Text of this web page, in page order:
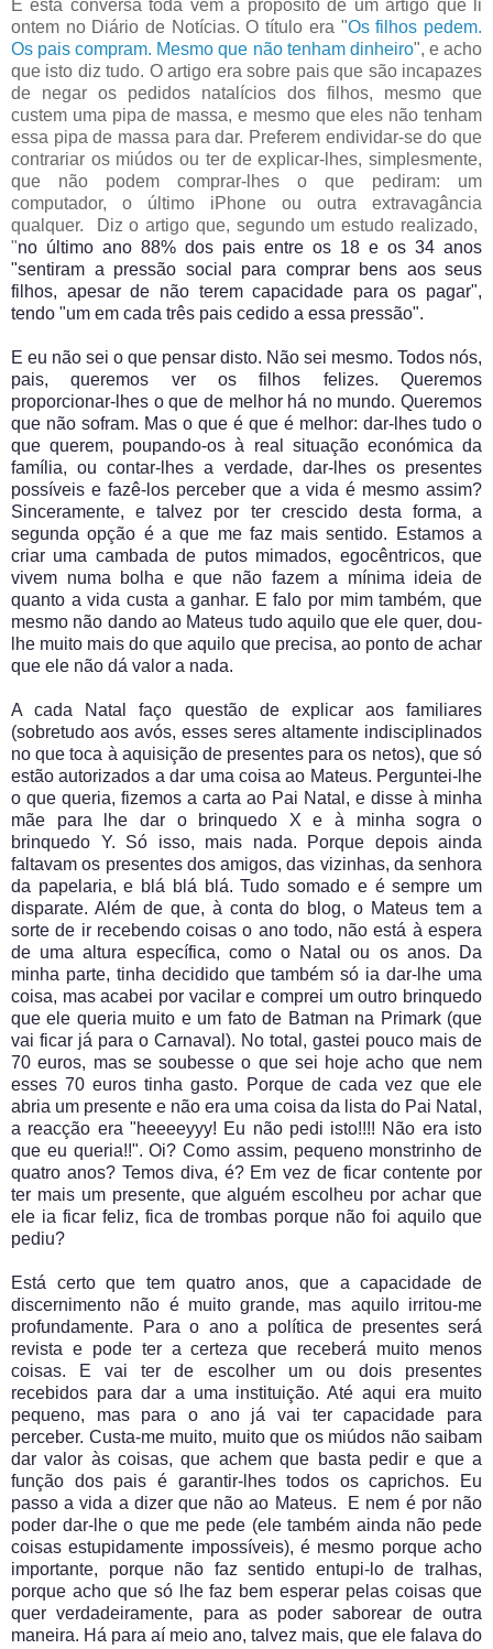
E esta conversa toda vem a propósito de um artigo que li
ontem no Diário de Notícias. O título era "Os filhos pedem.
Os pais compram. Mesmo que não tenham dinheiro", e acho
que isto diz tudo. O artigo era sobre pais que são incapazes
de negar os pedidos natalícios dos filhos, mesmo que
custem uma pipa de massa, e mesmo que eles não tenham
essa pipa de massa para dar. Preferem endividar-se do que
contrariar os miúdos ou ter de explicar-lhes, simplesmente,
que não podem comprar-lhes o que pediram: um
computador, o último iPhone ou outra extravagância
qualquer. Diz o artigo que, segundo um estudo realizado,
"no último ano 88% dos pais entre os 18 e os 34 anos
"sentiram a pressão social para comprar bens aos seus
filhos, apesar de não terem capacidade para os pagar",
tendo "um em cada três pais cedido a essa pressão".
E eu não sei o que pensar disto. Não sei mesmo. Todos nós,
pais, queremos ver os filhos felizes. Queremos
proporcionar-lhes o que de melhor há no mundo. Queremos
que não sofram. Mas o que é que é melhor: dar-lhes tudo o
que querem, poupando-os à real situação económica da
família, ou contar-lhes a verdade, dar-lhes os presentes
possíveis e fazê-los perceber que a vida é mesmo assim?
Sinceramente, e talvez por ter crescido desta forma, a
segunda opção é a que me faz mais sentido. Estamos a
criar uma cambada de putos mimados, egocêntricos, que
vivem numa bolha e que não fazem a mínima ideia de
quanto a vida custa a ganhar. E falo por mim também, que
mesmo não dando ao Mateus tudo aquilo que ele quer, dou-
lhe muito mais do que aquilo que precisa, ao ponto de achar
que ele não dá valor a nada.
A cada Natal faço questão de explicar aos familiares
(sobretudo aos avós, esses seres altamente indisciplinados
no que toca à aquisição de presentes para os netos), que só
estão autorizados a dar uma coisa ao Mateus. Perguntei-lhe
o que queria, fizemos a carta ao Pai Natal, e disse à minha
mãe para lhe dar o brinquedo X e à minha sogra o
brinquedo Y. Só isso, mais nada. Porque depois ainda
faltavam os presentes dos amigos, das vizinhas, da senhora
da papelaria, e blá blá blá. Tudo somado e é sempre um
disparate. Além de que, à conta do blog, o Mateus tem a
sorte de ir recebendo coisas o ano todo, não está à espera
de uma altura específica, como o Natal ou os anos. Da
minha parte, tinha decidido que também só ia dar-lhe uma
coisa, mas acabei por vacilar e comprei um outro brinquedo
que ele queria muito e um fato de Batman na Primark (que
vai ficar já para o Carnaval). No total, gastei pouco mais de
70 euros, mas se soubesse o que sei hoje acho que nem
esses 70 euros tinha gasto. Porque de cada vez que ele
abria um presente e não era uma coisa da lista do Pai Natal,
a reacção era "heeeeyyy! Eu não pedi isto!!!! Não era isto
que eu queria!!". Oi? Como assim, pequeno monstrinho de
quatro anos? Temos diva, é? Em vez de ficar contente por
ter mais um presente, que alguém escolheu por achar que
ele ia ficar feliz, fica de trombas porque não foi aquilo que
pediu?
Está certo que tem quatro anos, que a capacidade de
discernimento não é muito grande, mas aquilo irritou-me
profundamente. Para o ano a política de presentes será
revista e pode ter a certeza que receberá muito menos
coisas. E vai ter de escolher um ou dois presentes
recebidos para dar a uma instituição. Até aqui era muito
pequeno, mas para o ano já vai ter capacidade para
perceber. Custa-me muito, muito que os miúdos não saibam
dar valor às coisas, que achem que basta pedir e que a
função dos pais é garantir-lhes todos os caprichos. Eu
passo a vida a dizer que não ao Mateus. E nem é por não
poder dar-lhe o que me pede (ele também ainda não pede
coisas estupidamente impossíveis), é mesmo porque acho
importante, porque não faz sentido entupi-lo de tralhas,
porque acho que só lhe faz bem esperar pelas coisas que
quer verdadeiramente, para as poder saborear de outra
maneira. Há para aí meio ano, talvez mais, que ele falava do